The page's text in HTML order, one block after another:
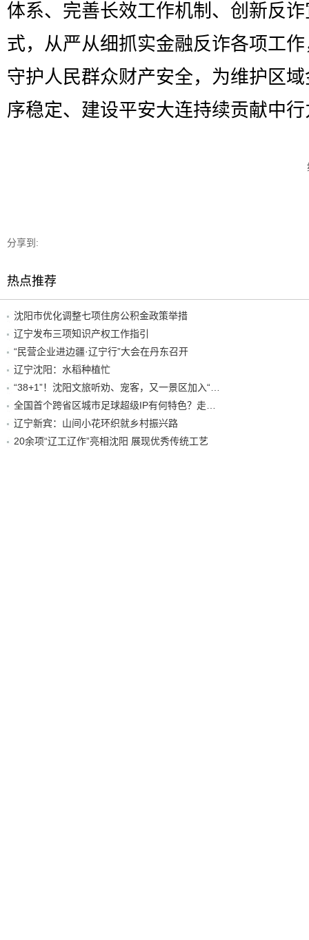
体系、完善长效工作机制、创新反
式，从严从细抓实金融反诈各项工
守护人民群众财产安全，为维护区
序稳定、建设平安大连持续贡献中
分享到:
热点推荐
沈阳市优化调整七项住房公积金政策举措
辽宁发布三项知识产权工作指引
“民营企业进边疆·辽宁行”大会在丹东召开
辽宁沈阳：水稻种植忙
“38+1”！沈阳文旅听劝、宠客，又一景区加入“东北超”优惠名单！
全国首个跨省区城市足球超级IP有何特色？走进沈阳现场去看看
辽宁新宾：山间小花环织就乡村振兴路
20余项“辽工辽作”亮相沈阳 展现优秀传统工艺